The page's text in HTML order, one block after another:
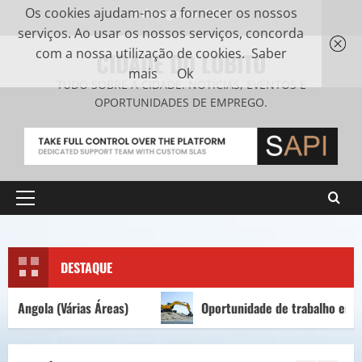
9 de Agosto, 2026
CIDADE DO LOBITO
TUDO SOBRE A CIDADE. NOTÍCIAS, EVENTOS E
OPORTUNIDADES DE EMPREGO.
DESTAQUE
Áreas) Oportunidade de trabalho em Portugal
Os cookies ajudam-nos a fornecer os nossos
serviços. Ao usar os nossos serviços, concorda
com a nossa utilização de cookies. Saber
mais
Ok